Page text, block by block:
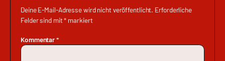
Deine E-Mail-Adresse wird nicht veröffentlicht. Erforderliche
Felder sind mit* markiert
Kommentar*